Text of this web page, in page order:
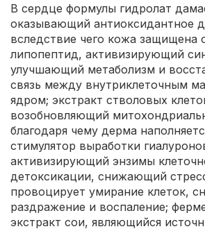
В сердце формулы гидролат
оказывающий антиоксидантное
вследствие чего кожа защищена
липопептид, активизирующий
улучшающий метаболизм и
связь между внутриклеточным
ядром; экстракт стволовых
возобновляющий
благодаря чему дерма
стимулятор выработки
активизирующий энзимы
детоксикации, снижающий
провоцирует умирание клеток,
раздражение и воспаление;
экстракт сои, являющийся